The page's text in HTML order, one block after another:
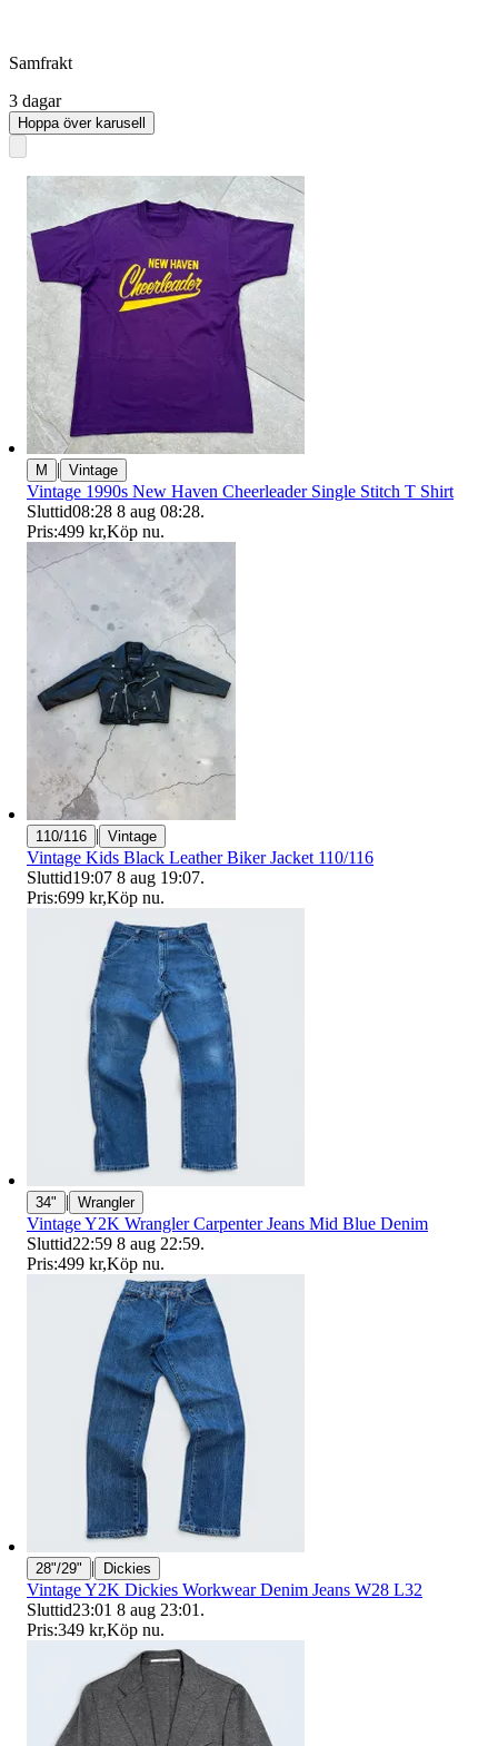
Samfrakt
3 dagar
Hoppa över karusell
M | Vintage
Vintage 1990s New Haven Cheerleader Single Stitch T Shirt
Sluttid08:28 8 aug 08:28.
Pris:499 kr,Köp nu.
110/116 | Vintage
Vintage Kids Black Leather Biker Jacket 110/116
Sluttid19:07 8 aug 19:07.
Pris:699 kr,Köp nu.
34" | Wrangler
Vintage Y2K Wrangler Carpenter Jeans Mid Blue Denim
Sluttid22:59 8 aug 22:59.
Pris:499 kr,Köp nu.
28"/29" | Dickies
Vintage Y2K Dickies Workwear Denim Jeans W28 L32
Sluttid23:01 8 aug 23:01 .
Pris:349 kr,Köp nu.